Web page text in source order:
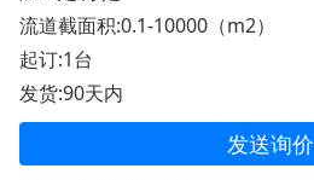
流道截面积:0.1-10000（m2）
起订:1台
发货:90天内
发送询价